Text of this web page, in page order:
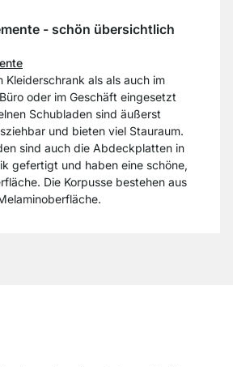
- schön übersichtlich
Kleiderschrank als als auch im
oder im Geschäft eingesetzt
Schubladen sind äußerst
und bieten viel Stauraum.
sind auch die Abdeckplatten in
gefertigt und haben eine schöne,
Die Korpusse bestehen aus